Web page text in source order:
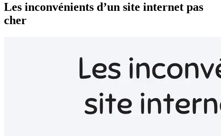
Les inconvénients d’un site internet pas
cher